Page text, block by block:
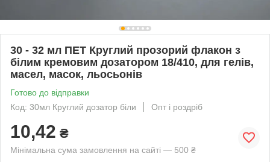
30 - 32 мл ПЕТ Круглий прозорий флакон з
білим кремовим дозатором 18/410, для гелів,
масел, масок, льосьонів
Готово до відправки
Код: 30мл Круглий дозатор біли
Опт і роздріб
10,42 ₴
Мінімальна сума замовлення на сайті — 500 ₴